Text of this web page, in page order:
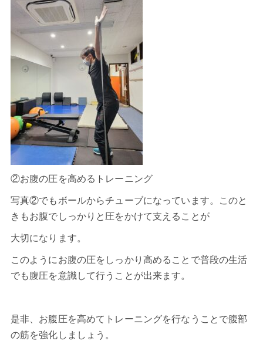
②お腹の圧を高めるトレーニング
写真②でもボールからチューブになっています。このと
きもお腹でしっかりと圧をかけて支えることが
大切になります。
このようにお腹の圧をしっかり高めることで普段の生活
でも腹圧を意識して行うことが出来ます。
是非、お腹圧を高めてトレーニングを行なうことで腹部
の筋を強化しましょう。